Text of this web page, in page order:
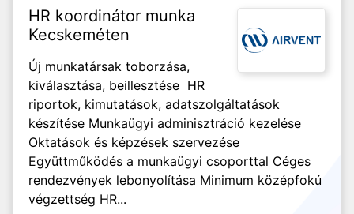
HR koordinátor munka
Kecskeméten
Új munkatársak toborzása,
kiválasztása, beillesztése HR
riportok, kimutatások, adatszolgáltatások
készítése Munkaügyi adminisztráció kezelése
Oktatások és képzések szervezése
Együttműködés a munkaügyi csoporttal Céges
rendezvények lebonyolítása Minimum középfokú
végzettség HR...